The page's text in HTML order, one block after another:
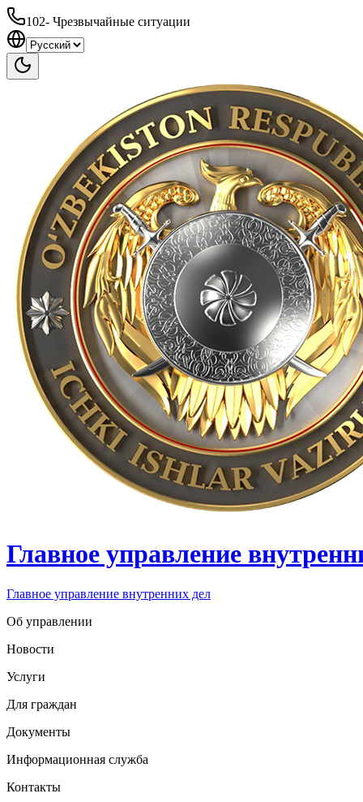
102- Чрезвычайные ситуации
Главное управление
Главное управление внутренних дел
Об управлении
Новости
Услуги
Для граждан
Документы
Информационная служба
Контакты